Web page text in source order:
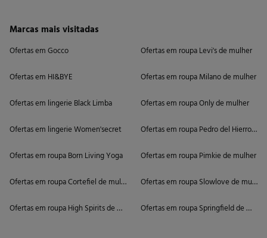
Marcas mais visitadas
Ofertas em Gocco
Ofertas em HI&BYE
Ofertas em lingerie Black Limba
Ofertas em lingerie Women'secret
Ofertas em roupa Born Living Yoga
Ofertas em roupa Cortefiel de mulher
Ofertas em roupa High Spirits de mulher
Ofertas em roupa Levi's de mulher
Ofertas em roupa Milano de mulher
Ofertas em roupa Only de mulher
Ofertas em roupa Pedro del Hierro de
Ofertas em roupa Pimkie de mulher
Ofertas em roupa Slowlove de mulher
Ofertas em roupa Springfield de